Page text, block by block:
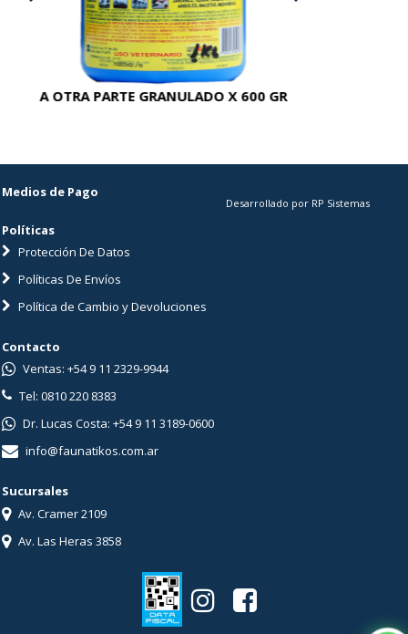
A OTRA PARTE GRANULADO X 600 GR
Medios de Pago
Políticas
Protección De Datos
Políticas De Envíos
Política de Cambio y Devoluciones
Desarrollado por RP Sistemas
Contacto
Ventas: +54 9 11 2329-9944
Tel: 0810 220 8383
Dr. Lucas Costa: +54 9 11 3189-0600
info@faunatikos.com.ar
Sucursales
Av. Cramer 2109
Av. Las Heras 3858